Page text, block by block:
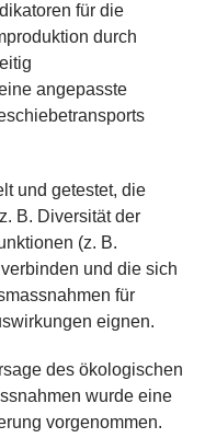
für die
durch
angepasste
und getestet, die
B. Diversität der
(z. B.
und die sich
für
eignen.
des ökologischen
wurde eine
vorgenommen.